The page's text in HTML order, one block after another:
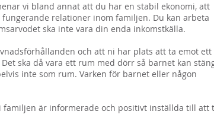
vi bland annat att du har en stabil ekonomi, att
relationer inom familjen. Du kan arbeta
ska inte vara din enda inkomstkälla.
och att ni har plats att ta emot ett
Det ska då vara ett rum med dörr så barnet kan
inte som rum. Varken för barnet eller någon
familjen är informerade och positivt inställda till att